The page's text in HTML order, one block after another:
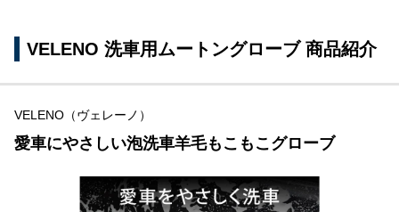
VELENO 洗車用ムートングローブ 商品紹介
VELENO（ヴェレーノ）
愛車にやさしい泡洗車羊毛もこもこグローブ